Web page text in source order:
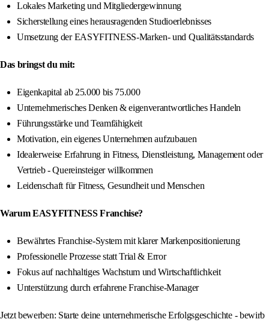
Lokales Marketing und Mitgliedergewinnung
Sicherstellung eines herausragenden Studioerlebnisses
Umsetzung der EASYFITNESS-Marken- und Qualitätsstandards
Das bringst du mit:
Eigenkapital ab 25.000 bis 75.000
Unternehmerisches Denken & eigenverantwortliches Handeln
Führungsstärke und Teamfähigkeit
Motivation, ein eigenes Unternehmen aufzubauen
Idealerweise Erfahrung in Fitness, Dienstleistung, Management oder
Vertrieb - Quereinsteiger willkommen
Leidenschaft für Fitness, Gesundheit und Menschen
Warum EASYFITNESS Franchise?
Bewährtes Franchise-System mit klarer Markenpositionierung
Professionelle Prozesse statt Trial & Error
Fokus auf nachhaltiges Wachstum und Wirtschaftlichkeit
Unterstützung durch erfahrene Franchise-Manager
Jetzt bewerben: Starte deine unternehmerische Erfolgsgeschichte - bewirb